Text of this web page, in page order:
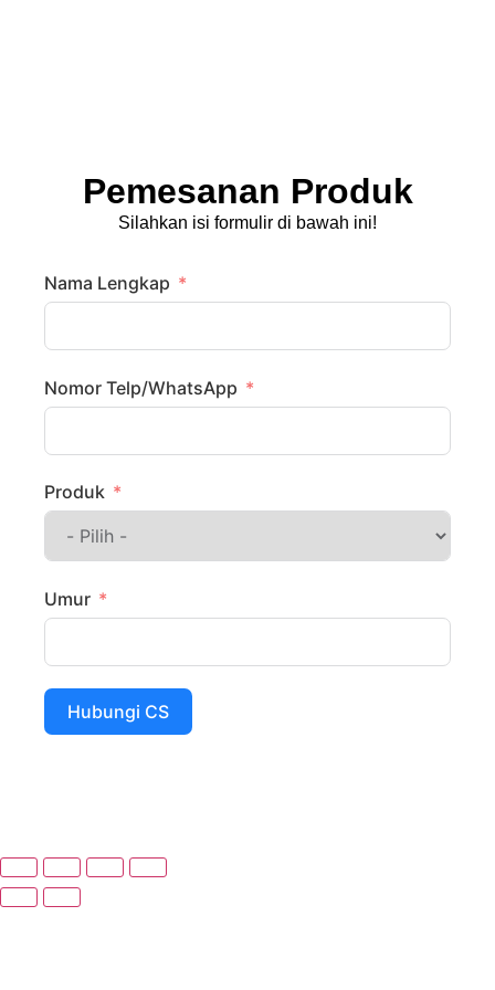
Pemesanan Produk
Silahkan isi formulir di bawah ini!
Nama Lengkap
Nomor Telp/WhatsApp
Produk
Umur
Hubungi CS